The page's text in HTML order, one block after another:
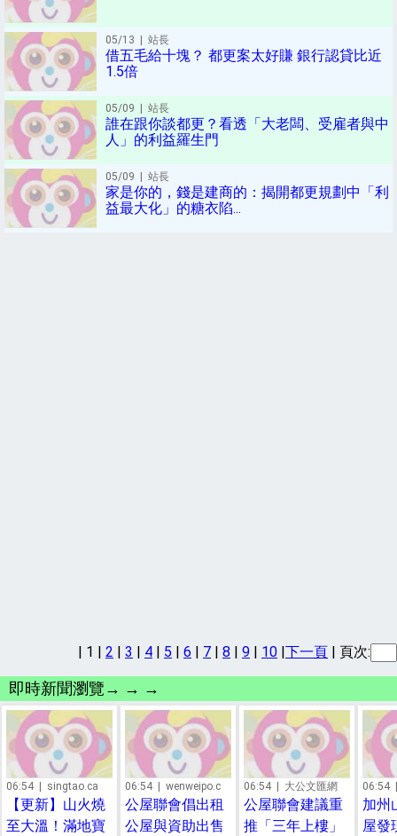
05/13 | 站長
借五毛給十塊？ 都更案太好賺 銀行認貸比近
1.5倍
05/09 | 站長
誰在跟你談都更？看透「大老闆、受雇者與中
人」的利益羅生門
05/09 | 站長
家是你的，錢是建商的：揭開都更規劃中「利
益最大化」的糖衣陷...
| 1 | 2 | 3 | 4 | 5 | 6 | 7 | 8 | 9 | 10 |下一頁 | 頁次:
即時新聞瀏覽→ → →
06:54 | singtao.ca
【更新】山火燒
至大溫！滿地寶
06:54 | wenweipo.c
公屋聯會倡出租
公屋與資助出售
06:54 | 大公文匯網
公屋聯會建議重
推「三年上樓」
06:54
加州
屋發